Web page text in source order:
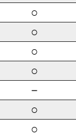
○
○
○
○
－
○
○